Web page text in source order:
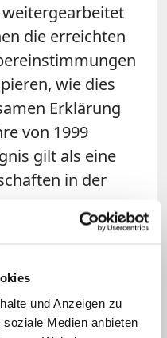
und Anzeigen zu
Medien anbieten
die erreichten
wie dies
Erklärung
von 1999
gilt als eine
in der
Deutschen
Feige ist das
Konzils